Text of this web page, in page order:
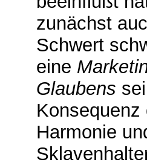
zunächst
Schwert
eine
Glaubens
Konsequenz
Harmonie